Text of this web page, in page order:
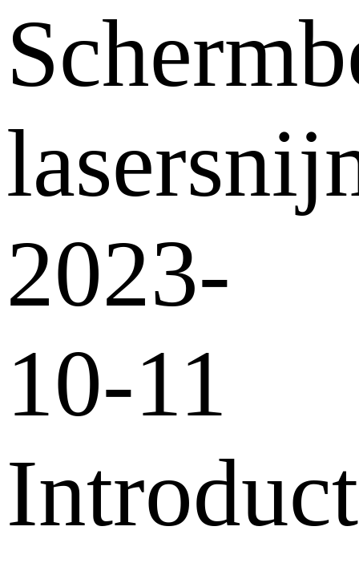
2023-
10-11